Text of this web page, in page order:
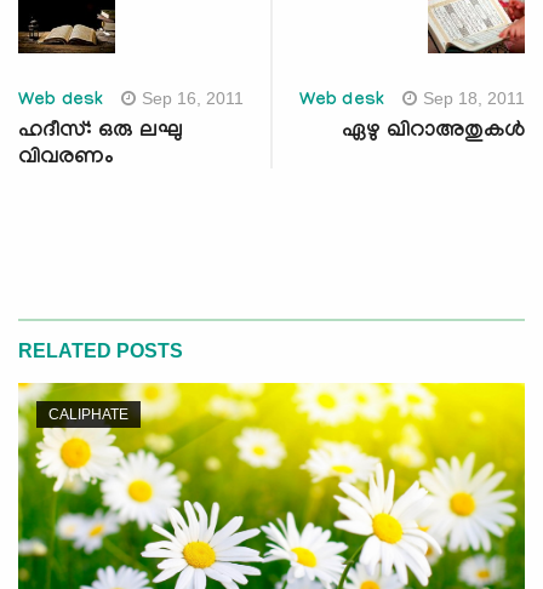
Web desk Sep 16, 2011
ഹദീസ്: ഒരു ലഘു
വിവരണം
Web desk Sep 18, 2011
ഏഴു ഖിറാഅതുകള്‍
RELATED POSTS
CALIPHATE